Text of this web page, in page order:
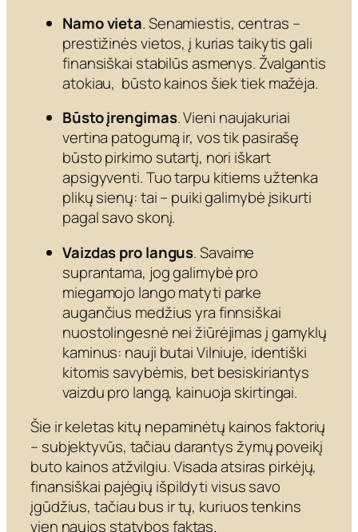
Namo vieta. Senamiestis, centras –
prestižinės vietos, į kurias taikytis gali
finansiškai stabilūs asmenys. Žvalgantis
atokiau, būsto kainos šiek tiek mažėja.
Būsto įrengimas. Vieni naujakuriai
vertina patogumą ir, vos tik pasirašę
būsto pirkimo sutartį, nori iškart
apsigyventi. Tuo tarpu kitiems užtenka
plikų sienų: tai – puiki galimybė įsikurti
pagal savo skonį.
Vaizdas pro langus. Savaime
suprantama, jog galimybė pro
miegamojo lango matyti parke
augančius medžius yra finnsiškai
nuostolingesnė nei žiūrėjimas į gamyklų
kaminus: nauji butai Vilniuje, identiški
kitomis savybėmis, bet besiskiriantys
vaizdu pro langą, kainuoja skirtingai.
Šie ir keletas kitų nepaminėtų kainos faktorių
– subjektyvūs, tačiau darantys žymų poveikį
buto kainos atžvilgiu. Visada atsiras pirkėjų,
finansiškai pajėgių išpildyti visus savo
įgūdžius, tačiau bus ir tų, kuriuos tenkins
vien naujos statybos faktas.